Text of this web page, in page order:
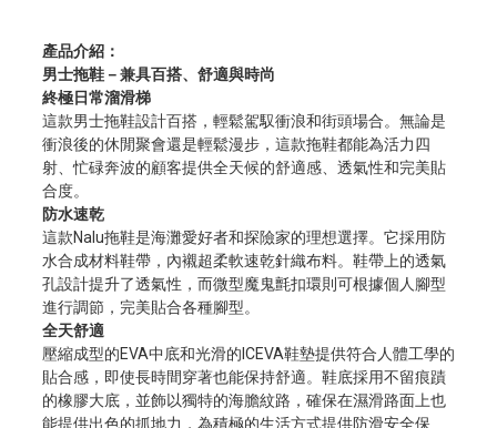
產品介紹：
男士拖鞋－兼具百搭、舒適與時尚
終極日常溜滑梯
這款男士拖鞋設計百搭，輕鬆駕馭衝浪和街頭場合。無論是
衝浪後的休閒聚會還是輕鬆漫步，這款拖鞋都能為活力四
射、忙碌奔波的顧客提供全天候的舒適感、透氣性和完美貼
合度。
防水速乾
這款Nalu拖鞋是海灘愛好者和探險家的理想選擇。它採用防
水合成材料鞋帶，內襯超柔軟速乾針織布料。鞋帶上的透氣
孔設計提升了透氣性，而微型魔鬼氈扣環則可根據個人腳型
進行調節，完美貼合各種腳型。
全天舒適
壓縮成型的EVA中底和光滑的ICEVA鞋墊提供符合人體工學的
貼合感，即使長時間穿著也能保持舒適。鞋底採用不留痕蹟
的橡膠大底，並飾以獨特的海膽紋路，確保在濕滑路面上也
能提供出色的抓地力，為積極的生活方式提供防滑安全保